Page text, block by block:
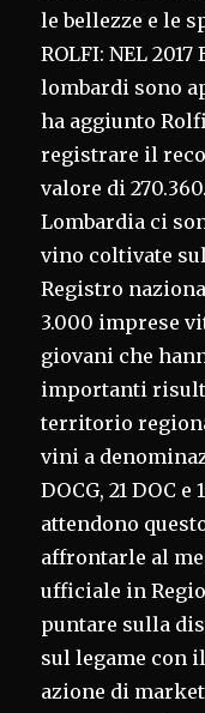
le bellezze e le
ROLFI: NEL 2017
lombardi sono
ha aggiunto
registrare il
valore di
Lombardia ci
vino coltivate
Registro
3.000 imprese
giovani che
importanti
territorio
vini a
DOCG, 21 DOC
attendono
affrontarle al
ufficiale in
puntare sulla
sul legame con
azione di